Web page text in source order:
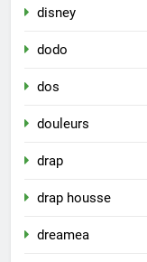
disney
dodo
dos
douleurs
drap
drap housse
dreamea